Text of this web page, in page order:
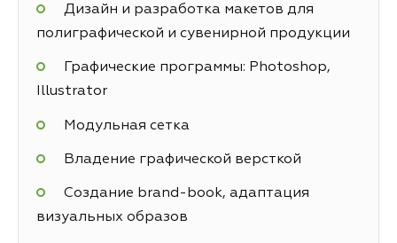
Дизайн и разработка макетов для
полиграфической и сувенирной продукции
Графические программы: Photoshop,
Illustrator
Модульная сетка
Владение графической версткой
Создание brand-book, адаптация
визуальных образов